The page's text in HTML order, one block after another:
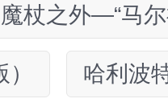
魔杖之外—“马尔
哈利波